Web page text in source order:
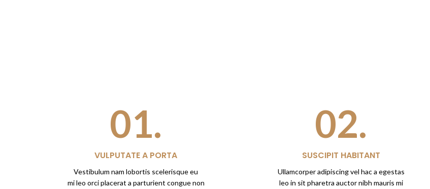
01.
VULPUTATE A PORTA
Vestibulum nam lobortis scelerisque eu
mi leo orci placerat a parturient congue non
02.
SUSCIPIT HABITANT
Ullamcorper adipiscing vel hac a egestas
leo in sit pharetra auctor nibh mauris mi